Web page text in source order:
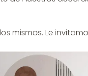
mismos. Le